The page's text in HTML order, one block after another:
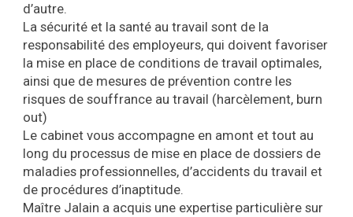
d’autre.
La sécurité et la santé au travail sont de la
responsabilité des employeurs, qui doivent favoriser
la mise en place de conditions de travail optimales,
ainsi que de mesures de prévention contre les
risques de souffrance au travail (harcèlement, burn
out)
Le cabinet vous accompagne en amont et tout au
long du processus de mise en place de dossiers de
maladies professionnelles, d’accidents du travail et
de procédures d’inaptitude.
Maître Jalain a acquis une expertise particulière sur